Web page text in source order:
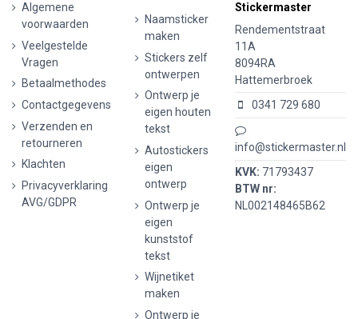
Algemene
voorwaarden
Veelgestelde
Vragen
Betaalmethodes
Contactgegevens
Verzenden en
retourneren
Klachten
Privacyverklaring
AVG/GDPR
Naamsticker
maken
Stickers zelf
ontwerpen
Ontwerp je
eigen houten
tekst
Autostickers
eigen
ontwerp
Ontwerp je
eigen
kunststof
tekst
Wijnetiket
maken
Ontwerp je
Stickermaster
Rendementstraat
11A
8094RA
Hattemerbroek
0341 729 680
info@stickermaster.nl
KVK: 71793437
BTW nr:
NL002148465B62